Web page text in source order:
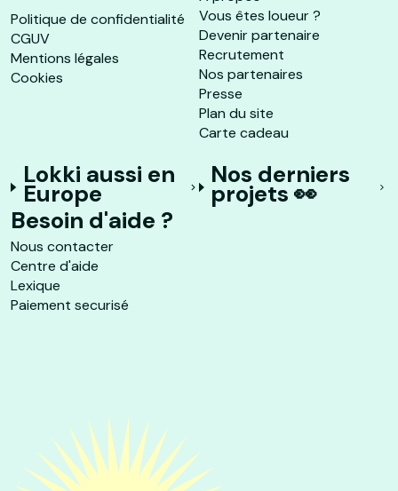
Politique de confidentialité
CGUV
Mentions légales
Cookies
Vous êtes loueur ?
Devenir partenaire
Recrutement
Nos partenaires
Presse
Plan du site
Carte cadeau
Lokki aussi en
Europe
Nos derniers
projets 👀
Besoin d'aide ?
Nous contacter
Centre d'aide
Lexique
Paiement securisé